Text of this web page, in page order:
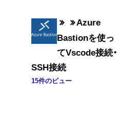
Azure
Bastionを使っ
てVscode接続・
SSH接続
15件のビュー